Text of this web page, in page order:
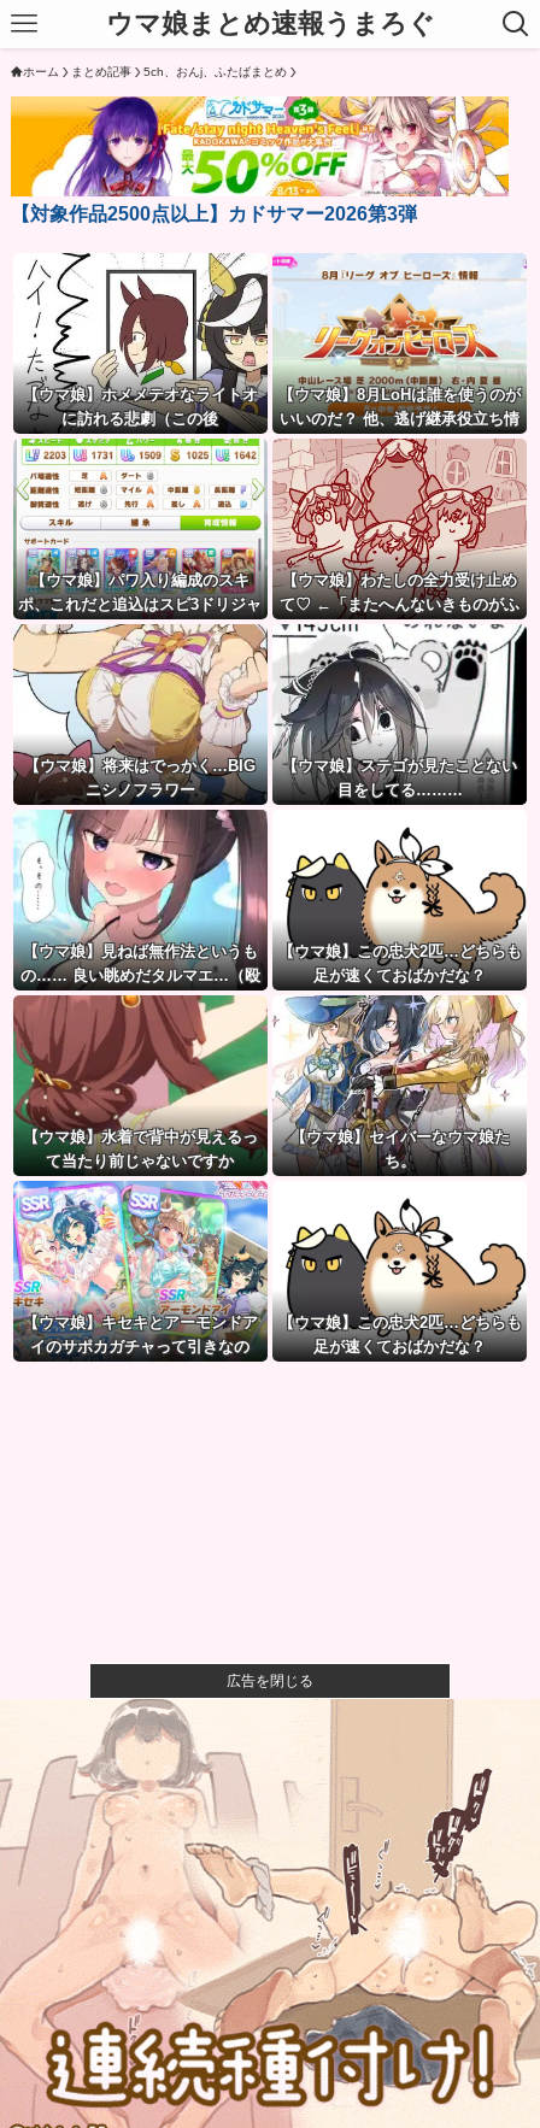
ウマ娘まとめ速報うまろぐ
ホーム まとめ記事 5ch、おんj、ふたばまとめ
【対象作品2500点以上】カドサマー2026第3弾
【ウマ娘】ホメメテオなライトオ
に訪れる悲劇（この後
【ウマ娘】8月LoHは誰を使うのが
いいのだ？ 他、逃げ継承役立ち情
報など
【ウマ娘】パワ入り編成のスキ
ポ、これだと追込はスピ3ドリジャ
とあんまり変わらないのでは？
【ウマ娘】わたしの全力受け止め
て♡ ←「またへんないきものがふ
えてる…」
【ウマ娘】将来はでっかく…BIG
ニシノフラワー
【ウマ娘】ステゴが見たことない
目をしてる………
【ウマ娘】見ねば無作法というも
の…… 良い眺めだタルマエ…（殴
【ウマ娘】この忠犬2匹…どちらも
足が速くておばかだな？
【ウマ娘】水着で背中が見えるっ
て当たり前じゃないですか
【ウマ娘】セイバーなウマ娘た
ち。
【ウマ娘】キセキとアーモンドア
イのサポカガチャって引きなの
【ウマ娘】この忠犬2匹…どちらも
足が速くておばかだな？
【閲覧注意】元臆女キャバ嬢の首吊り自●配信、拡散さ
れまくって...
オコエ瑠偉、メキシコに渡って2球団を即クビ→SNS更
新が3ヶ...
【警告】社会人「スムージーにキウイ皮ごと入れよ。
これ美容にい...
【悲報】風俗嬢やってる女の末路ｗｗｗｗｗｗｗｗｗ
ｗｗ
【速報】子どもたちのヒーロー・任天堂、熊本地震を
受け製品修理...
【悲報】聖隷クリストファーの150km左腕高部くん、
10奪三...
【2連勝】巨人ファン集合【ダルベック】他
広告を閉じる